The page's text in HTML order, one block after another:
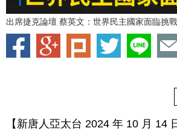
出席捷克論壇 蔡英文：世界民主國家面臨挑戰
【新唐人亞太台 2024 年 10 月 14